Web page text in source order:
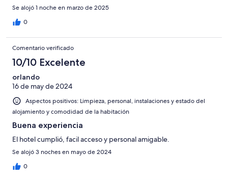
Se alojó 1 noche en marzo de 2025
0
Comentario verificado
10/10 Excelente
orlando
16 de may de 2024
Aspectos positivos: Limpieza, personal, instalaciones y estado del
alojamiento y comodidad de la habitación
Buena experiencia
El hotel cumplió, facil acceso y personal amigable.
Se alojó 3 noches en mayo de 2024
0